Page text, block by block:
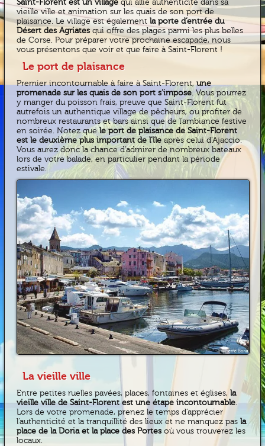
Saint-Florent est un villagequi allie authenticité dans sa
vieille ville et animation sur les quais de son port de
plaisance. Le village est également la porte d’entrée du
Désert des Agriatesqui offre des plages parmi les plus belles
de Corse. Pour préparer votre prochaine escapade, nous
vous présentons que voir et que faire à Saint-Florent !
Le port de plaisance
Premier incontournable à faire à Saint-Florent,une
promenade sur les quais de son port s’impose. Vous pourrez
y manger du poisson frais, preuve que Saint-Florent fut
autrefois un authentique village de pêcheurs, ou profiter de
nombreux restaurants et bars ainsi que de l’ambiance festive
en soirée. Notez quele port de plaisance de Saint-Florent
est le deuxième plus important de l’îleaprès celui d’Ajaccio.
Vous aurez donc la chance d’admirer de nombreux bateaux
lors de votre balade, en particulier pendant la période
estivale.
La vieille ville
Entre petites ruelles pavées, places, fontaines et églises,la
vieille ville de Saint-Florent est une étape incontournable.
Lors de votre promenade, prenez le temps d’apprécier
l’authenticité et la tranquillité des lieux et ne manquez pasla
place de la Doria et la place des Portesoù vous trouverez les
locaux.